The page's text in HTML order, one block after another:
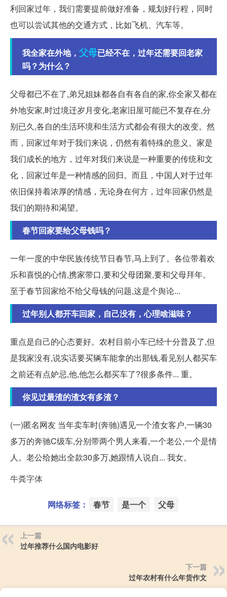
利回家过年，我们需要提前做好准备，规划好行程，同时
也可以尝试其他的交通方式，比如飞机、汽车等。
我全家在外地， 父母已经不在，过年还需要回老家
吗？为什么？
父母都已不在了,弟兄姐妹都各自有各自的家,你全家又都在
外地安家,时过境迁岁月变化,老家旧屋可能已不复存在,分
别已久,各自的生活环境和生活方式都会有很大的改变。然
而，回家过年对于我们来说，仍然有着特殊的意义。家是
我们成长的地方，过年对我们来说是一种重要的传统和文
化，回家过年是一种情感的回归。而且，中国人对于过年
依旧保持着浓厚的情感，无论身在何方，过年回家仍然是
我们的期待和渴望。
春节回家要给父母钱吗？
一年一度的中华民族传统节日春节,马上到了。各位带着欢
乐和喜悦的心情,携家带口,要和父母团聚,要和父母拜年。
至于春节回家给不给父母钱的问题,这是个舆论...
过年别人都开车回家，自己没有，心理啥滋味？
重点是自己的心态要好。农村目前小车已经十分普及了,但
是我家没有,说实话要买辆车能拿的出那钱,看见别人都买车
之前还有点妒忌,他,他怎么都买车了?很多条件... 重。
你见过最渣的渣女有多渣？
(一)匿名网友 当年卖车时(奔驰)遇见一个渣女客户,一辆30
多万的奔驰C级车,分别带两个男人来看,一个老公,一个是情
人。老公给她出全款30多万,她跟情人说自... 我女。
牛粪字体
网络标签： 春节 是一个 父母
上一篇
过年推荐什么国内电影好
下一篇
过年农村有什么年货作文